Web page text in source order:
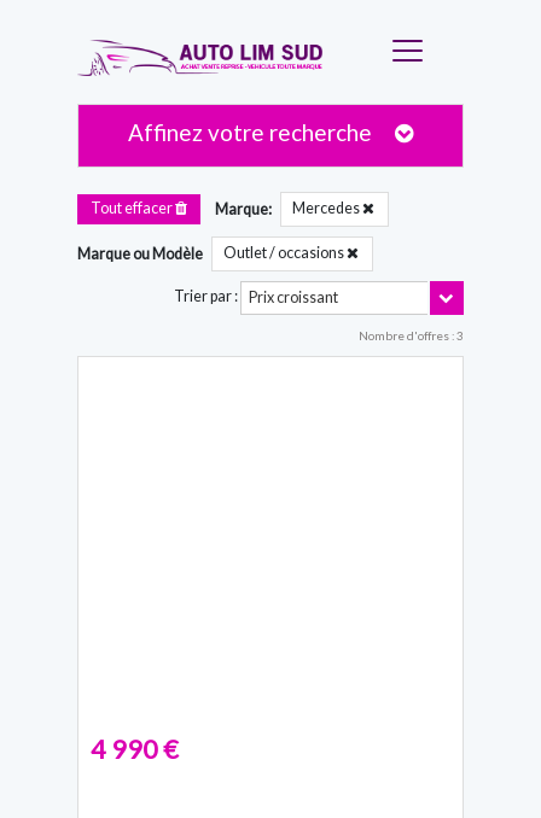
Affinez votre recherche
Tout effacer Marque: Mercedes
Marque ou Modèle Outlet / occasions
Trier par : Prix croissant
Nombre d'offres : 3
4 990 €